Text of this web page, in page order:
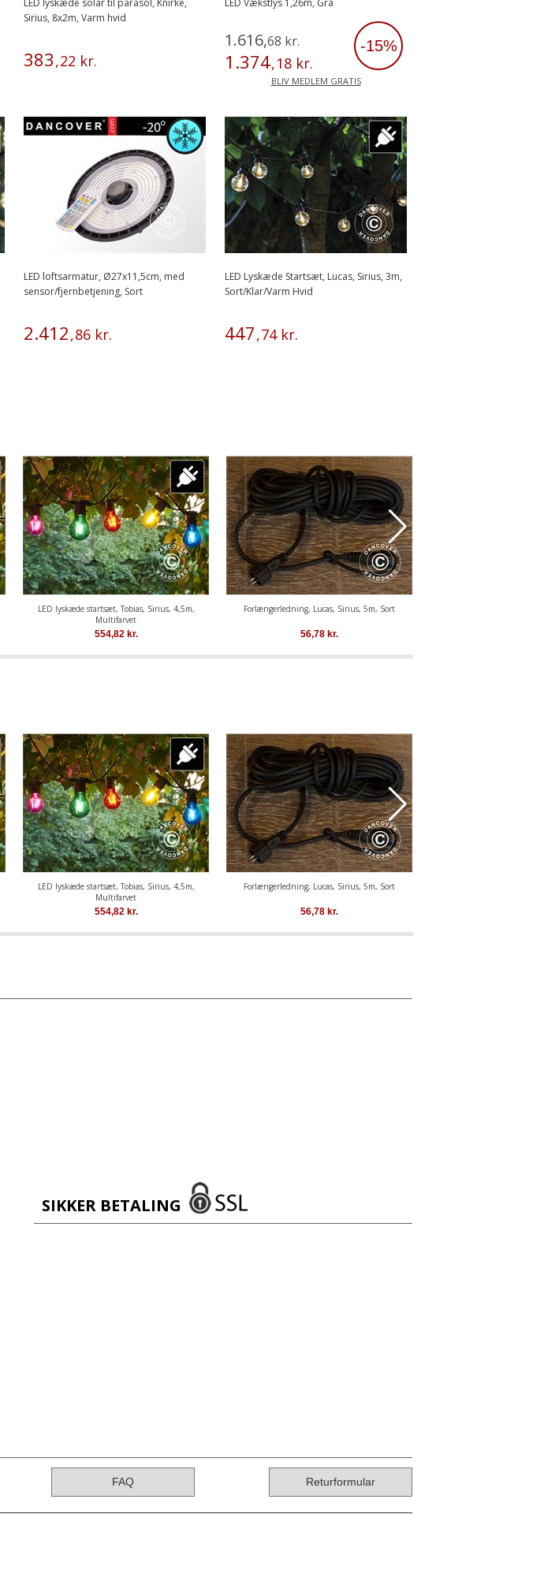
LED lyskæde solar til parasol, Knirke,
Sirius, 8x2m, Varm hvid
383,22 kr.
LED Vækstlys 1,26m, Grå
-15%
BLIV MEDLEM GRATIS
1.616,68 kr.
1 .374,18 kr.
LED loftsarmatur, Ø27x11,5cm, med
sensor/fjernbetjening, Sort
2.412,86 kr.
LED Lyskæde Startsæt, Lucas, Sirius, 3m,
Sort/Klar/Varm Hvid
447,74kr.
LED lyskæde startsæt, Tobias, Sirius, 4,5m,
Multifarvet
554,82 kr.
Forlængerledning, Lucas, Sirius, 5m, Sort
56,78 kr.
LED lyskæde startsæt, Tobias, Sirius, 4,5m,
Multifarvet
554,82kr.
Forlængerledning, Lucas, Sirius, 5m, Sort
56,78 kr.
SIKKER BETALING
FAQ Returformular